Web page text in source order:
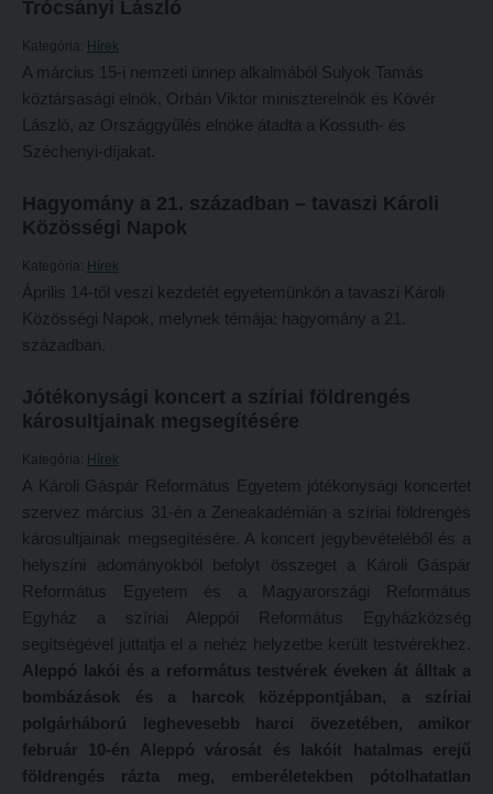
Minőségbiztosítás
Szabályzatok
Nemzetközi mobilitás
Hasznos linkek
Református Pedagógiai Intézet
Képzéseink
Képzési helyszínek
Nagykőrösi képzési hely
Marosvásárhelyi képzési hely
Kecskeméti képzési hely
Mintatantervek
Gyakorlati képzés
KUTATÁS
Kari kutatócsoportok
Hitélet
Hittanoktató- és Kántorképző Intézet
Pedagógusképző Intézet
Minőségbiztosítás
Szabályzatok
Rektori utasítások
Nemzetközi mobilitás
Hasznos linkek
Református Pedagógiai Intézet
OKTATÁS
Képzési helyszínek
Nagykőrösi képzési hely
Budapesti képzési hely
Marosvásárhelyi képzési hely
Trócsányi László
Kategória: Hírek
A március 15-i nemzeti ünnep alkalmából Sulyok Tamás
köztársasági elnök, Orbán Viktor miniszterelnök és Kövér
László, az Országgyűlés elnöke átadta a Kossuth- és
Széchenyi-díjakat.
Hagyomány a 21. században – tavaszi Károli
Közösségi Napok
Kategória: Hírek
Április 14-től veszi kezdetét egyetemünkön a tavaszi Károli
Közösségi Napok, melynek témája: hagyomány a 21.
században.
Jótékonysági koncert a szíriai földrengés
károsultjainak megsegítésére
Kategória: Hírek
A Károli Gáspár Református Egyetem jótékonysági koncertet
szervez március 31-én a Zeneakadémián a szíriai földrengés
károsultjainak megsegítésére. A koncert jegybevételéből és a
helyszíni adományokból befolyt összeget a Károli Gáspár
Református Egyetem és a Magyarországi Református
Egyház a szíriai Aleppói Református Egyházközség
segítségével juttatja el a nehéz helyzetbe került testvérekhez.
Aleppó lakói és a református testvérek éveken át álltak a
bombázások és a harcok középpontjában, a szíriai
polgárháború leghevesebb harci övezetében, amikor
február 10-én Aleppó városát és lakóit hatalmas erejű
földrengés rázta meg, emberéletekben pótolhatatlan